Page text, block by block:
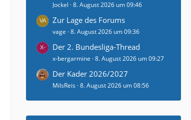
Jockel 8. August 2026 um 09:46
Zur Lage des Forums
vage 8. August 2026 um 09:36
Der 2. Bundesliga-Thread
x-bergarmine 8. August 2026 um 09:27
Der Kader 2026/2027
MilsReis 8. August 2026 um 08:56